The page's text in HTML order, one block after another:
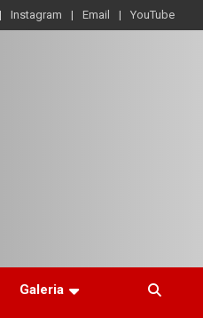
Instagram Email YouTube
Galeria